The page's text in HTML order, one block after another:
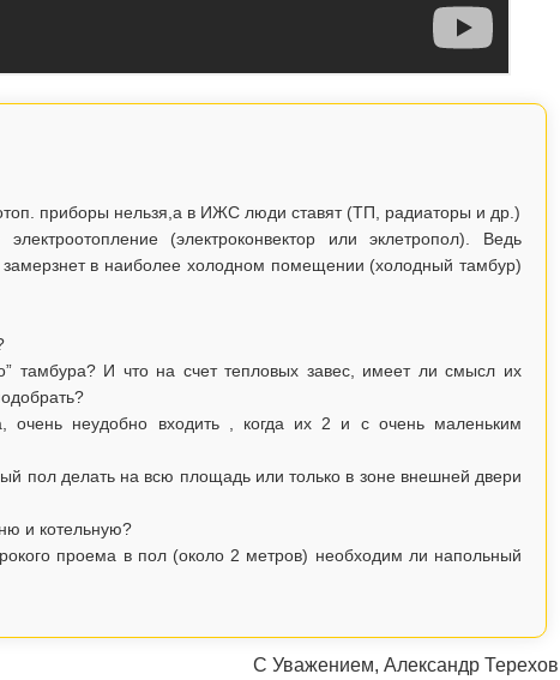
приборы нельзя,а в ИЖС люди ставят (ТП, радиаторы и др.)
(электроконвектор или эклетропол). Ведь
замерзнет в наиболее холодном помещении (холодный тамбур)
тамбура? И что на счет тепловых завес, имеет ли смысл их
очень неудобно входить , когда их 2 и с очень маленьким
пол делать на всю площадь или только в зоне внешней двери
и котельную?
проема в пол (около 2 метров) необходим ли напольный
С Уважением, Александр Терехов